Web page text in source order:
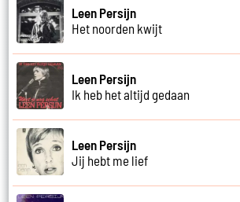
Leen Persijn
Het noorden kwijt
Leen Persijn
Ik heb het altijd gedaan
Leen Persijn
Jij hebt me lief